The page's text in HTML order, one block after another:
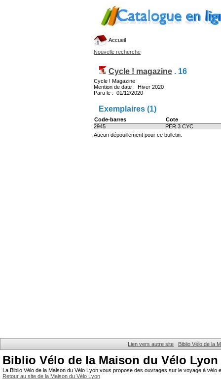
Accueil
Nouvelle recherche
Cycle ! magazine . 16
Cycle ! Magazine
Mention de date : Hiver 2020
Paru le : 01/12/2020
Exemplaires (1)
Code-barres
Cote
2945
PER.3 CYC
Aucun dépouillement pour ce bulletin.
Lien vers autre site Biblio Vélo de la
Biblio Vélo de la Maison du Vélo Lyon
La Biblio Vélo de la Maison du Vélo Lyon vous propose des ouvrages sur le voyage à
Retour au site de la Maison du Vélo Lyon